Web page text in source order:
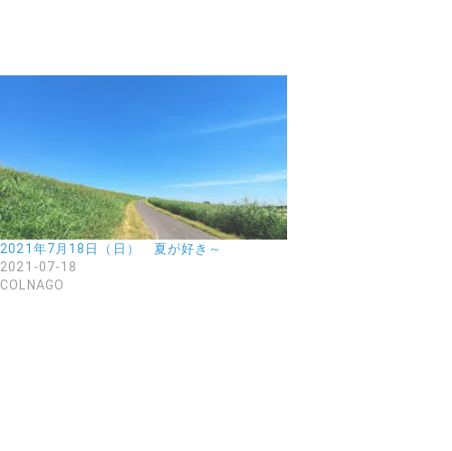
2021年7月18日（日） 夏が好き～
2021-07-18
COLNAGO